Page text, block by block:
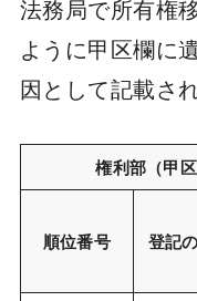
法務局で所有権
ように甲区欄に
因として記載され
権利部（甲
順位番号 登記